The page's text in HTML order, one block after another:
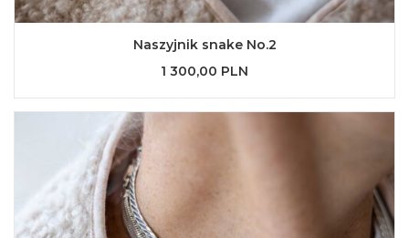
Naszyjnik snake No.2
1 300,00 PLN